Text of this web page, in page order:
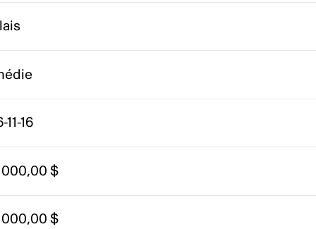
11-16
$
$